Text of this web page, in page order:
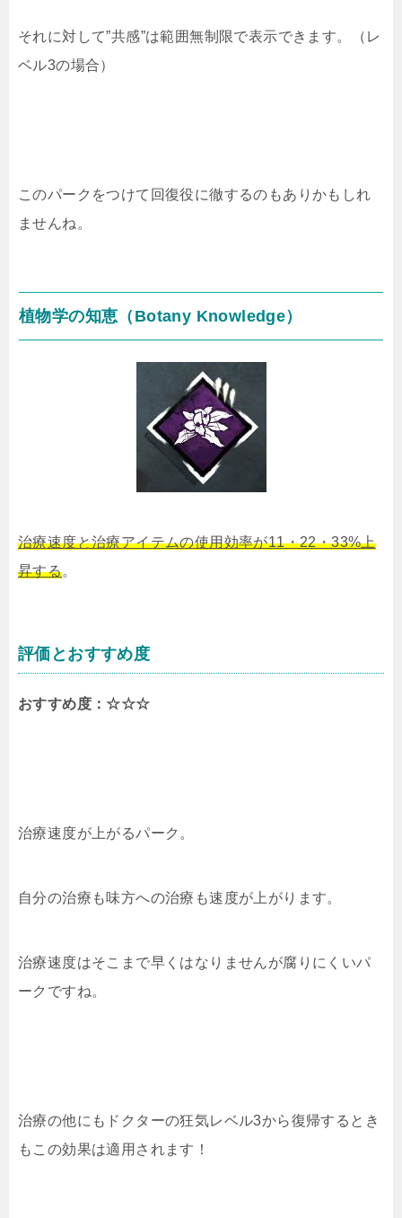
それに対して”共感”は範囲無制限で表示できます。（レ
ベル3の場合）
このパークをつけて回復役に徹するのもありかもしれ
ませんね。
植物学の知恵（Botany Knowledge）
治療速度と治療アイテムの使用効率が11・22・33%上
昇する。
評価とおすすめ度
おすすめ度：☆☆☆
治療速度が上がるパーク。
自分の治療も味方への治療も速度が上がります。
治療速度はそこまで早くはなりませんが腐りにくいパ
ークですね。
治療の他にもドクターの狂気レベル3から復帰するとき
もこの効果は適用されます！